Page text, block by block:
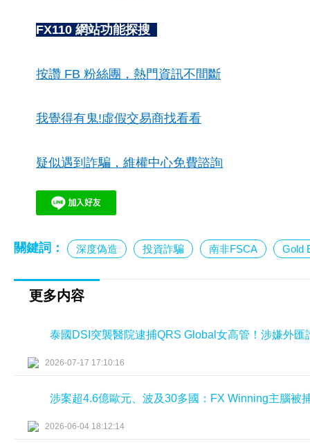
FX110 網站功能探搜
按讚 FB 粉絲團，熱門資訊不間斷
我覺得有鬼!虛假交易商找看看
疑似遇到詐騙，維權中心免費諮詢
關鍵詞： 深度偽造 投資詐騙 南非FSCA Gold
更多内容
泰國DSI突襲醫院逮捕QRS Global女高管！涉嫌外
2026-07-17 17:10:16
涉案超4.6億歐元、波及30多國：FX Winning主腦被
2026-06-04 18:12:14